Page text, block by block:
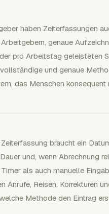
haben Zeiterfassungen
genaue
pro Arbeitstag geleisteten
und genaue
das Menschen konsequent
braucht ein
und, wenn Abrechnung
als auch manuelle
Anrufe, Reisen, Korrekturen
Methode den Eintrag